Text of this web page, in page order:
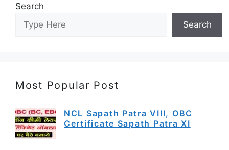
Search
Search
Most Popular Post
NCL Sapath Patra VIII, OBC
Certificate Sapath Patra XI